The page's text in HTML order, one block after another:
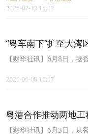
府机构及商界的代表，旨
为通往中国内地――特别
彰显驻迪拜经贸办致力深
贸关系的使命。
2026-07-13 15:03
“粤车南下”扩至大湾
至200辆
【财华社讯】6月8日，据
况、用家的反应和市民适
天)，并推出口岸停车场的
起先让新增城市的粤车使
2026-06-08 16:07
粤港合作推动两地
【财华社讯】6月3日，从